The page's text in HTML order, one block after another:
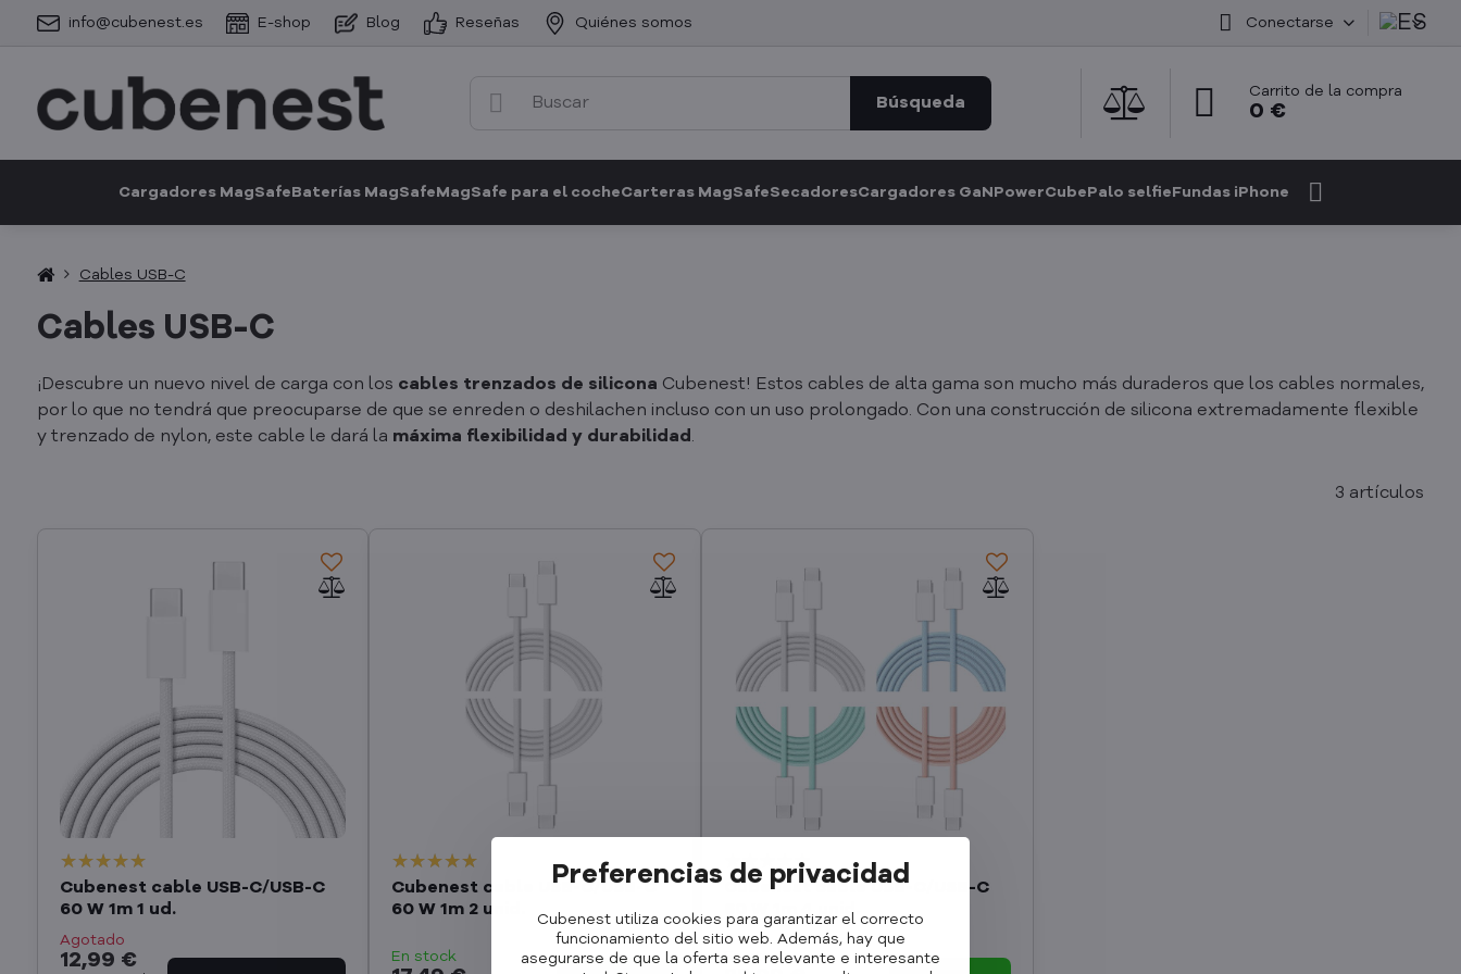
info@cubenest.es E-shop Blog Reseñas Quiénes somos Conectarse
Búsqueda
Carrito de la compra
0 €
Cargadores MagSafe Baterías MagSafe MagSafe para el cocheCarteras MagSafeSecadoresCargadores GaN PowerCube Palo selfie Fundas iPhone
Cables USB-C
Cables USB-C
¡Descubre un nuevo nivel de carga con los cables trenzados de silicona Cubenest! Estos cables de alta gama son mucho más duraderos que los cables normales,
por lo que no tendrá que preocuparse de que se enreden o deshilachen incluso con un uso prolongado. Con una construcción de silicona extremadamente flexible
y trenzado de nylon, este cable le dará la máxima flexibilidad y durabilidad .
3 artículos
Cubenest cable USB-C/USB-C
60 W 1m 1 ud.
Agotado
12,99 €
Cubenest cable USB-C/USB-C
60 W 1m 2 unid.
En stock
Cubenest cable USB-C/USB-C
60 W 1m 4 unid.
En stock
Preferencias de privacidad
Cubenest utiliza cookies para garantizar el correcto
funcionamiento del sitio web. Además, hay que
asegurarse de que la oferta sea relevante e interesante